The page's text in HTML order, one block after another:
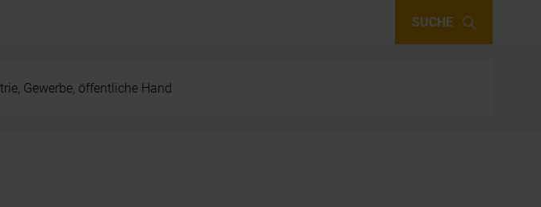
SUCHE
Gewerbe, öffentliche Hand